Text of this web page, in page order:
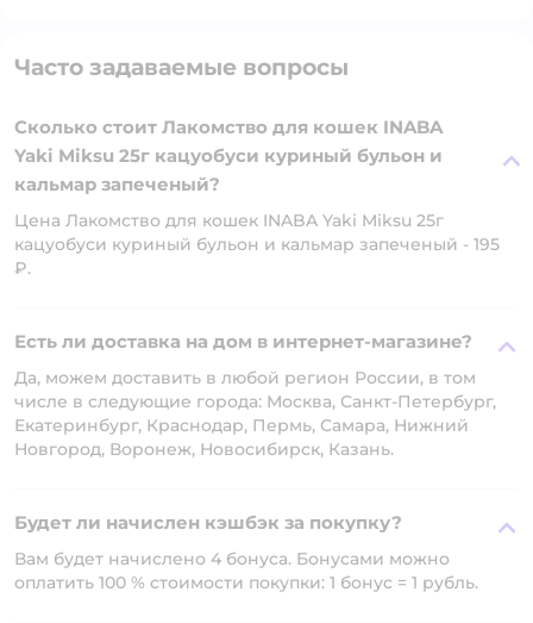
Часто задаваемые вопросы
Сколько стоит Лакомство для кошек INABA
Yaki Miksu 25г кацуобуси куриный бульон и
кальмар запеченый?
Цена Лакомство для кошек INABA Yaki Miksu 25г
кацуобуси куриный бульон и кальмар запеченый - 195
₽.
Есть ли доставка на дом в интернет-магазине?
Да, можем доставить в любой регион России, в том
числе в следующие города: Москва, Санкт-Петербург,
Екатеринбург, Краснодар, Пермь, Самара, Нижний
Новгород, Воронеж, Новосибирск, Казань.
Будет ли начислен кэшбэк за покупку?
Вам будет начислено 4 бонуса. Бонусами можно
оплатить 100 % стоимости покупки: 1 бонус = 1 рубль.